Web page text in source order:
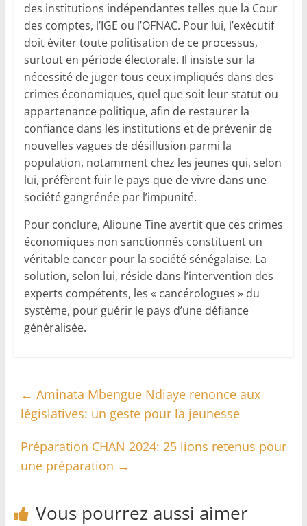
des institutions indépendantes telles que la Cour
des comptes, l’IGE ou l’OFNAC. Pour lui, l’exécutif
doit éviter toute politisation de ce processus,
surtout en période électorale. Il insiste sur la
nécessité de juger tous ceux impliqués dans des
crimes économiques, quel que soit leur statut ou
appartenance politique, afin de restaurer la
confiance dans les institutions et de prévenir de
nouvelles vagues de désillusion parmi la
population, notamment chez les jeunes qui, selon
lui, préfèrent fuir le pays que de vivre dans une
société gangrénée par l’impunité.
Pour conclure, Alioune Tine avertit que ces crimes
économiques non sanctionnés constituent un
véritable cancer pour la société sénégalaise. La
solution, selon lui, réside dans l’intervention des
experts compétents, les « cancérologues » du
système, pour guérir le pays d’une défiance
généralisée.
← Aminata Mbengue Ndiaye renonce aux
législatives: un geste pour la jeunesse
Préparation CHAN 2024: 25 lions retenus pour
une préparation →
Vous pourrez aussi aimer